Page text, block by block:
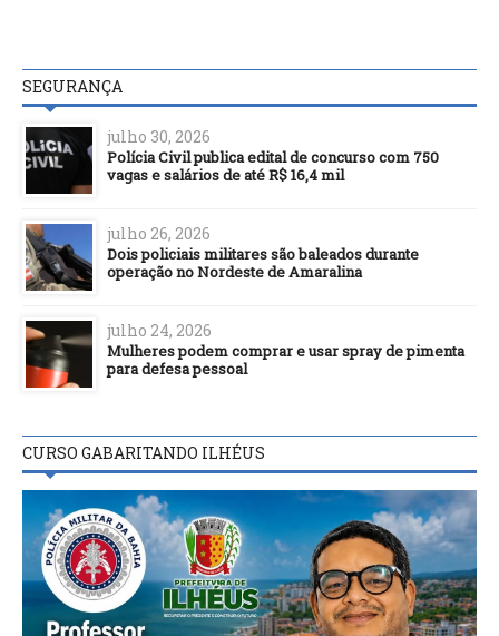
SEGURANÇA
julho 30, 2026
Polícia Civil publica edital de concurso com 750
vagas e salários de até R$ 16,4 mil
julho 26, 2026
Dois policiais militares são baleados durante
operação no Nordeste de Amaralina
julho 24, 2026
Mulheres podem comprar e usar spray de pimenta
para defesa pessoal
CURSO GABARITANDO ILHÉUS